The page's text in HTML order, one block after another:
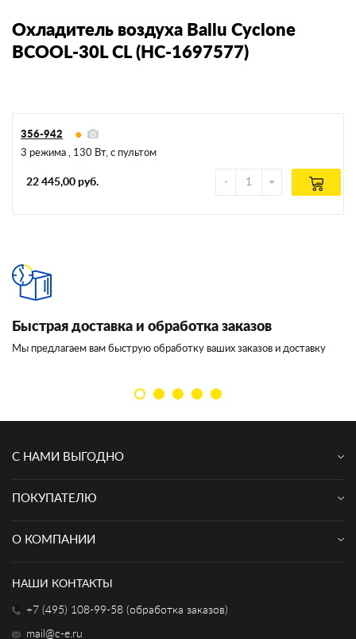
Охладитель воздуха Ballu Cyclone
BCOOL-30L CL (НС-1697577)
356-942
3 режима , 130 Вт, с пультом
22 445,00 руб.
Быстрая доставка и обработка заказов
Мы предлагаем вам быструю обработку ваших заказов и доставку
С НАМИ ВЫГОДНО
ПОКУПАТЕЛЮ
О КОМПАНИИ
НАШИ КОНТАКТЫ
+7 (495) 108-99-58 (обработка заказов)
mail@c-e.ru